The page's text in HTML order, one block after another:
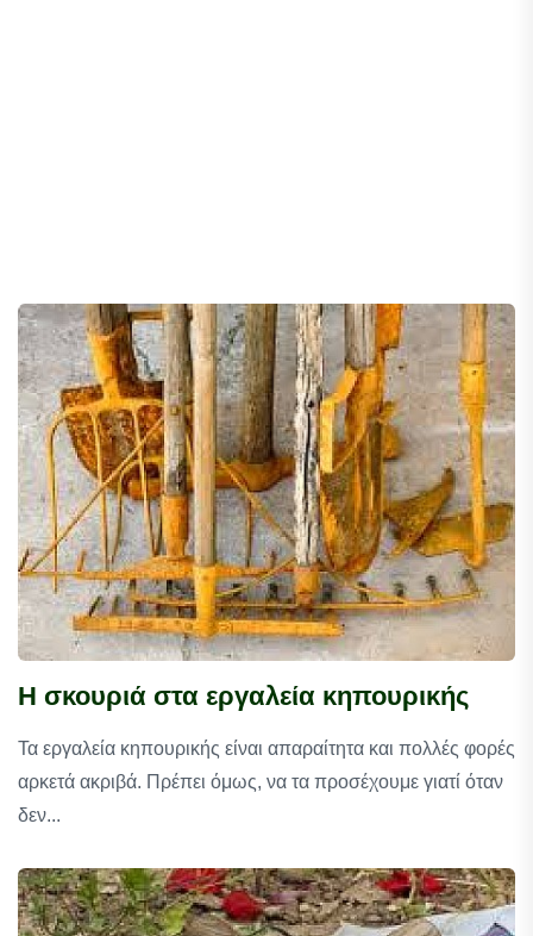
Η σκουριά στα εργαλεία κηπουρικής
Τα εργαλεία κηπουρικής είναι απαραίτητα και πολλές φορές
αρκετά ακριβά. Πρέπει όμως, να τα προσέχουμε γιατί όταν
δεν...